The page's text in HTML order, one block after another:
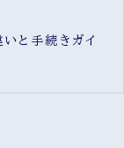
と手続きガイ